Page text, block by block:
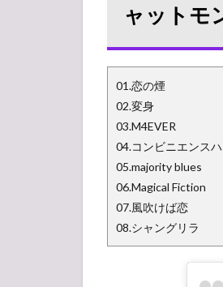
ャットモ
01.恋の煙
02.変身
03.M4EVER
04.コンビニエンス
05.majority blues
06.Magical Fiction
07.風吹けば恋
08.シャングリラ